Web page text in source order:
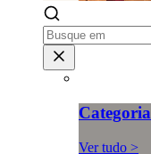
Categoria
Ver tudo >